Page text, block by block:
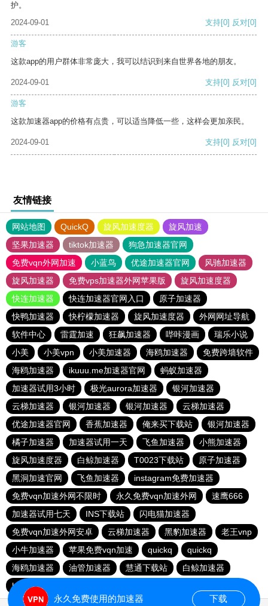
护。
2024-09-01
支持[0] 反对[0]
游客
这款app的用户群体非常庞大，我可以结识到来自世界各地的朋友。
2024-09-01 支持[0] 反对[0]
游客
这款加速器app的价格有点贵，可以适当降低一些，这样会更加亲民。
2024-09-01 支持[0] 反对[0]
友情链接
网站地图 QuickQ 旋风加速度器
旋风加速
坚果加速器
tiktok加速器
狗急加速器官网
免费vqn外网加速
小蓝鸟 优途加速器官网
风驰加速器
旋风加速器
免费vps加速器外网苹果版
旋风加速度器
快连加速器
快连加速器官网入口
原子加速器
快鸭加速器
快柠檬加速器 旋风加速度器
外网网址导航
软件中心
雷霆加速 狂飙加速器 哔咔漫画
瑞乐小说
小美
小美vpn 小美加速器 海鸥加速器
免费跨墙软件
海鸥加速器
ikuuu.me加速器官网
蚂蚁加速器
加速器试用3小时
极光aurora加速器
银河加速器
云梯加速器
银河加速器 银河加速器
云梯加速器
优途加速器官网
香蕉加速器 俺来买下载站
银河加速器
橘子加速器
加速器试用一天 飞鱼加速器
小熊加速器
旋风加速度器
白鲸加速器 T0023下载站
原子加速器
黑洞加速官网
飞鱼加速器
instagram免费加速器
免费vqn加速外网不限时
永久免费vqn加速外网
速鹰666
加速器试用七天
INS下载站
闪电猫加速器
免费vqn加速外网安卓
云梯加速器 黑豹加速器
老王vnp
小牛加速器
苹果免费vqn加速 quickq
quickq
海鸥加速器
油管加速器 慧通下载站
白鲸加速器
hammer加速器
永久免费使用的加速器 下载